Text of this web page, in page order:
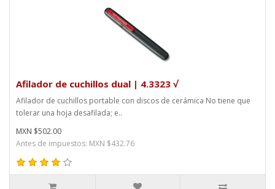
Afilador de cuchillos dual | 4.3323 √
Afilador de cuchillos portable con discos de cerámica No tiene que
tolerar una hoja desafilada; e..
MXN $502.00
Antes de impuestos: MXN $432.76